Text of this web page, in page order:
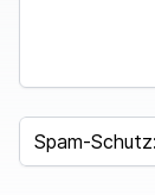
SPAM CAPTCHA